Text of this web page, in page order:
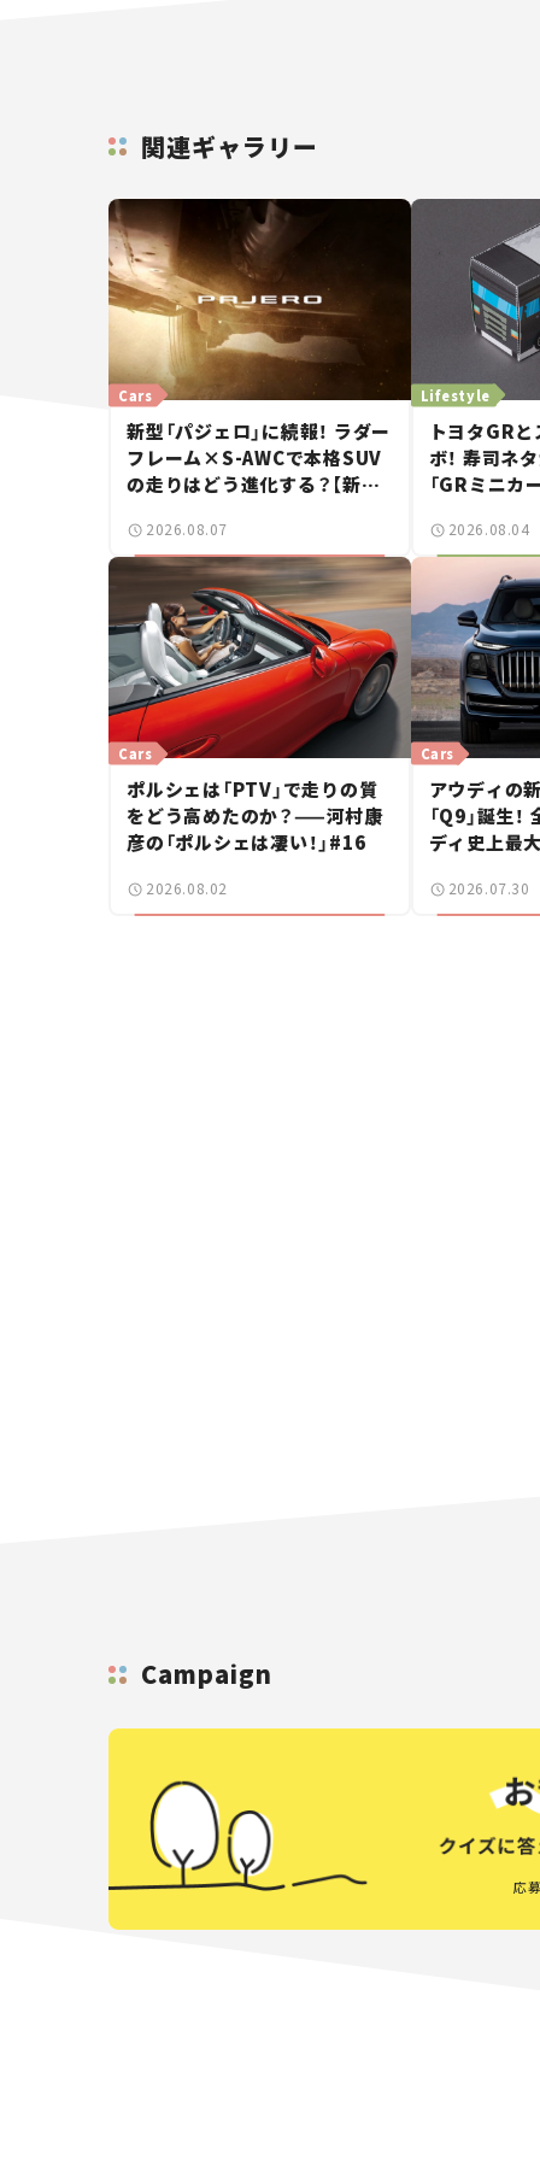
関連ギャラリー
Cars
新型「パジェロ」に続報！ ラダー
フレーム×S-AWCで本格SUV
の走りはどう進化する？【新車
2026.08.07
Lifestyle
トヨタGR
ボ！ 寿司ネ
「GRミニカ
2026.08.04
Cars
ポルシェは「PTV」で走りの質
をどう高めたのか？——河村康
彦の「ポルシェは凄い！」#16
2026.08.02
Cars
アウディの
「Q9」誕生
ディ史上最
2026.07.30
Campaign
応